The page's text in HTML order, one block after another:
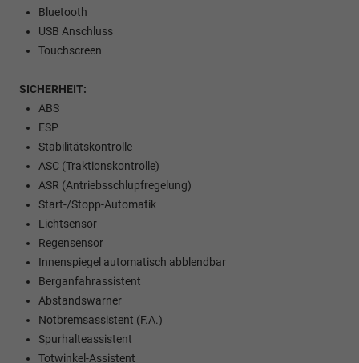
Bluetooth
USB Anschluss
Touchscreen
SICHERHEIT:
ABS
ESP
Stabilitätskontrolle
ASC (Traktionskontrolle)
ASR (Antriebsschlupfregelung)
Start-/Stopp-Automatik
Lichtsensor
Regensensor
Innenspiegel automatisch abblendbar
Berganfahrassistent
Abstandswarner
Notbremsassistent (F.A.)
Spurhalteassistent
Totwinkel-Assistent